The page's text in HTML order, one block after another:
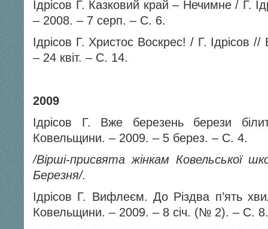
Ідрісов Г. Казковий край – Нечимне / Г.
– 2008. – 7 серп. – С. 6.
Ідрісов Г. Христос Воскрес! / Г. Ідрісов
– 24 квіт. – С. 14.
2009
Ідрісов Г. Вже березень берези
Ковельщини. – 2009. – 5 берез. – С. 4.
/Вірші-присвята жінкам
Березня/.
Ідрісов Г. Вифлеєм. До Різдва п’ять
Ковельщини. – 2009. – 8 січ. (№ 2). – С. 8.